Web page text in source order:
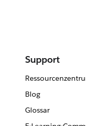
Support
Blog
Glossar